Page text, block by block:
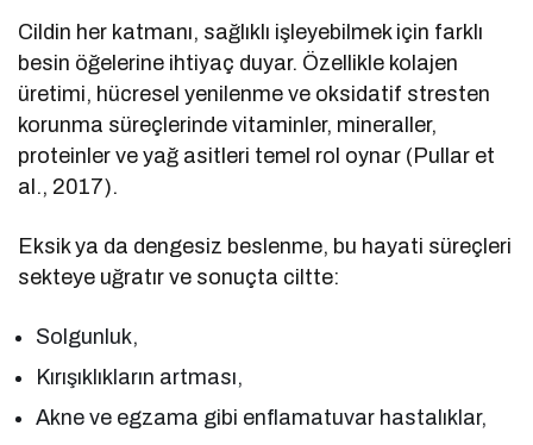
Cildin her katmanı, sağlıklı işleyebilmek için farklı
besin öğelerine ihtiyaç duyar. Özellikle kolajen
üretimi, hücresel yenilenme ve oksidatif stresten
korunma süreçlerinde vitaminler, mineraller,
proteinler ve yağ asitleri temel rol oynar (Pullar et
al., 2017).
Eksik ya da dengesiz beslenme, bu hayati süreçleri
sekteye uğratır ve sonuçta ciltte:
Solgunluk,
Kırışıklıkların artması,
Akne ve egzama gibi enflamatuvar hastalıklar,